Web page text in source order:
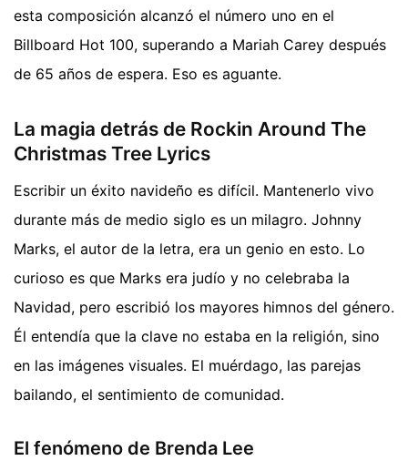
esta composición alcanzó el número uno en el
Billboard Hot 100, superando a Mariah Carey después
de 65 años de espera. Eso es aguante.
La magia detrás de Rockin Around The
Christmas Tree Lyrics
Escribir un éxito navideño es difícil. Mantenerlo vivo
durante más de medio siglo es un milagro. Johnny
Marks, el autor de la letra, era un genio en esto. Lo
curioso es que Marks era judío y no celebraba la
Navidad, pero escribió los mayores himnos del género.
Él entendía que la clave no estaba en la religión, sino
en las imágenes visuales. El muérdago, las parejas
bailando, el sentimiento de comunidad.
El fenómeno de Brenda Lee